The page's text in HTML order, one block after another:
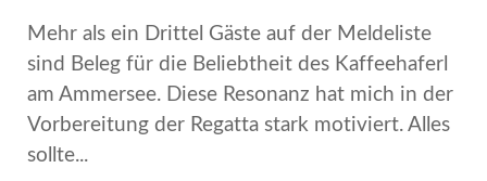
Mehr als ein Drittel Gäste auf der Meldeliste
sind Beleg für die Beliebtheit des Kaffeehaferl
am Ammersee. Diese Resonanz hat mich in der
Vorbereitung der Regatta stark motiviert. Alles
sollte...